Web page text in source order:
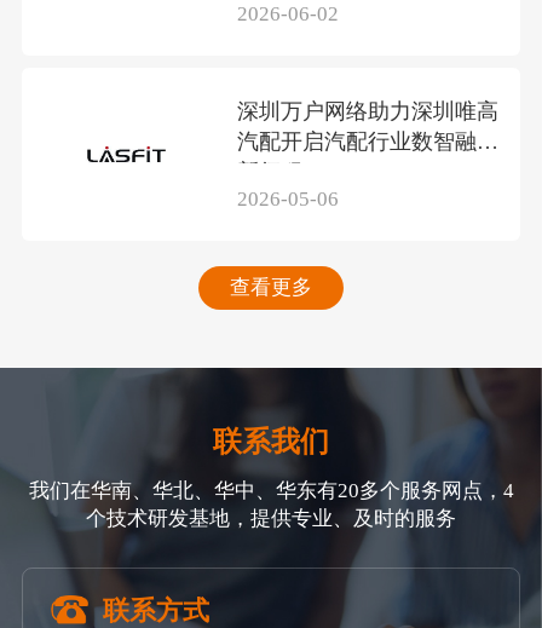
2026-06-02
深圳万户网络助力深圳唯高
汽配开启汽配行业数智融合
新征程
2026-05-06
查看更多
联系我们
我们在华南、华北、华中、华东有20多个服务网点，4
个技术研发基地，提供专业、及时的服务
联系方式